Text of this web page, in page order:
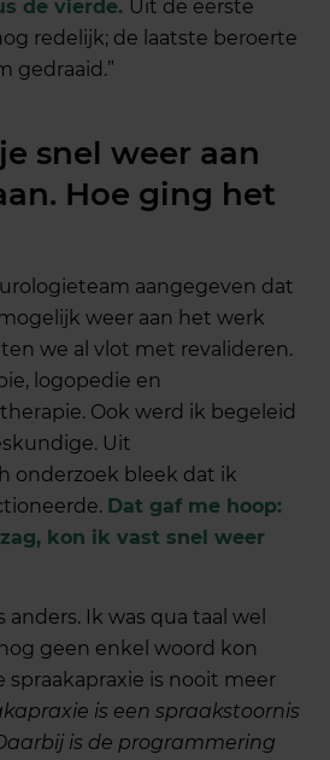
de vierde. Uit de eerste
redelijk; de laatste beroerte
gedraaid.”
snel weer aan
Hoe ging het
aangegeven dat
weer aan het werk
we al vlot met revalideren.
logopedie en
Ook werd ik begeleid
Uit
onderzoek bleek dat ik
Dat gaf me hoop:
kon ik vast snel weer
anders. Ik was qua taal wel
geen enkel woord kon
spraakapraxie is nooit meer
is een spraakstoornis
is de programmering